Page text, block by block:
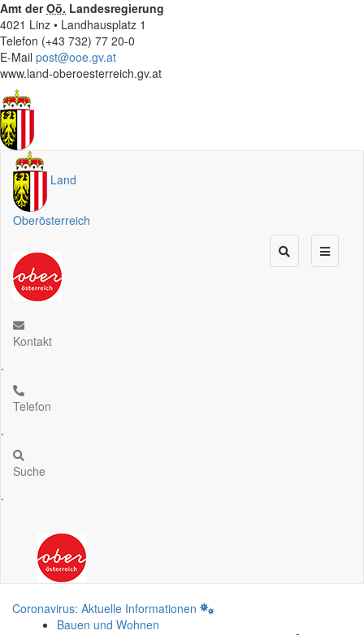
Amt derOö. Landesregierung
4021 Linz • Landhausplatz 1
Telefon (+43 732) 77 20-0
E-Mail post@ooe.gv.at
www.land-oberoesterreich.gv.at
Land
Oberösterreich
Kontakt
.
Telefon
.
Suche
.
Coronavirus: Aktuelle Informationen
Bauen und Wohnen